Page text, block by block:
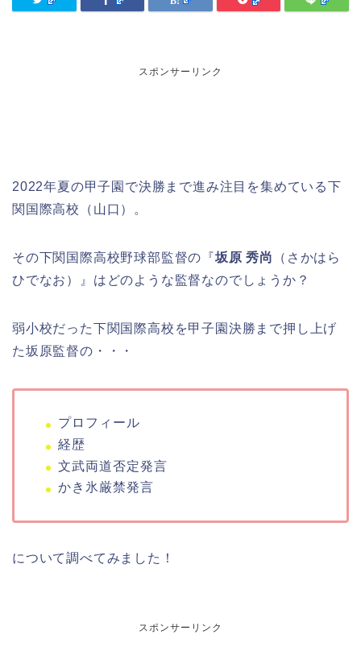
スポンサーリンク
2022年夏の甲子園で決勝まで進み注目を集めている下
関国際高校（山口）。
その下関国際高校野球部監督の『坂原 秀尚
（さかはら
ひでなお）』はどのような監督なのでしょうか？
弱小校だった下関国際高校を甲子園決勝まで押し上げ
た坂原監督の・・・
プロフィール
経歴
文武両道否定発言
かき氷厳禁発言
について調べてみました！
スポンサーリンク